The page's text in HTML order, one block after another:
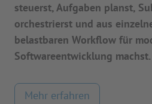
steuerst, Aufgaben planst,
orchestrierst und aus
belastbaren Workflow für
Softwareentwicklung machst.
Mehr erfahren